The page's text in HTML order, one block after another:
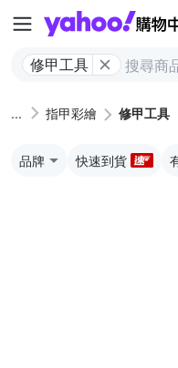
修甲工具
指甲彩繪 修甲工具
品牌 快速到貨